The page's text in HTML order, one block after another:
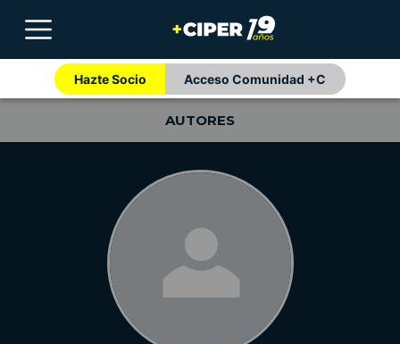
Hazte Socio Acceso Comunidad +C
AUTORES